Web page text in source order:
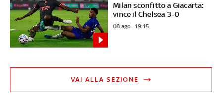
Milan sconfitto a Giacarta:
vince il Chelsea 3-0
08 ago - 19:15
VAI ALLA SEZIONE